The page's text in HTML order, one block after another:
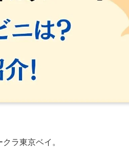
ラ東京ベイ。